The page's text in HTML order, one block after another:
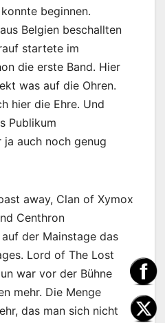
beginnen.
Belgien beschallten
startete im
die erste Band. Hier
was auf die Ohren.
hier die Ehre. Und
Publikum
auch noch genug
away, Clan of Xymox
Centhron
der Mainstage das
Lord of The Lost
war vor der Bühne
mehr. Die Menge
das man sich nicht